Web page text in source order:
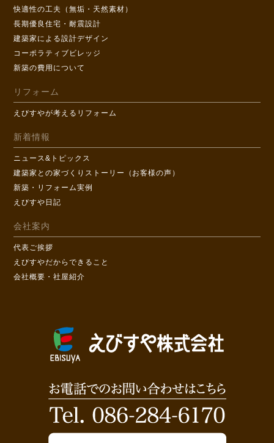
快適性の工夫（無垢・天然素材）
長期優良住宅・耐震設計
建築家による設計デザイン
コーポラティブビレッジ
新築の費用について
リフォーム
えびすやが考えるリフォーム
新着情報
ニュース&トピックス
建築家との家づくりストーリー（お客様の声）
新築・リフォーム実例
えびすや日記
会社案内
代表ご挨拶
えびすやだからできること
会社概要・社屋紹介